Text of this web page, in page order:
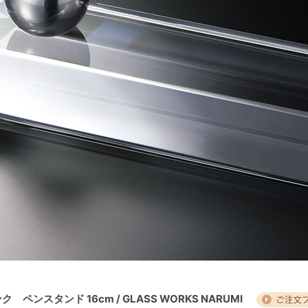
ク ペンスタンド 16cm / GLASS WORKS NARUMI